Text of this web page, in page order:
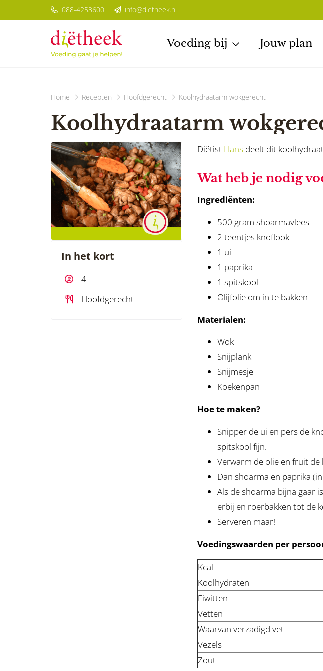
Home Recepten Hoofdgerecht Koolhydraatarm wokgerecht
Koolhydraatarm
In het kort
4
Hoofdgerecht
Diëtist Hansdeelt dit
Wat heb je nodig
Ingrediënten:
500 gram shoarmavlees
2 teentjes knoflook
1 ui
1 paprika
1 spitskool
Olijfolie om in te bakken
Materialen:
Wok
Snijplank
Snijmesje
Koekenpan
Hoe te maken?
Snipper de ui en pers de
spitskool fijn.
Verwarm de olie en fruit de
Dan shoarma en paprika
Als de shoarma bijna gaar
erbij en roerbakken tot de
Serveren maar!
Voedingswaarden per
Kcal
Koolhydraten
Eiwitten
Vetten
Waarvan verzadigd vet
Vezels
Zout
088-4253600 info@dietheek.nl
Voeding bij Jouw plan